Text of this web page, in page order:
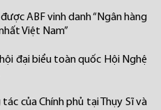
ABF vinh danh “Ngân hàng
Việt Nam”
đại biểu toàn quốc Hội Nghệ
của Chính phủ tại Thụy Sĩ và